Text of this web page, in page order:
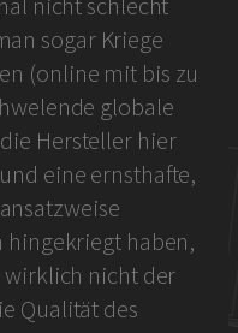
sogar Kriege
(online mit bis zu
globale
Hersteller hier
eine ernsthafte,
haben,
wirklich nicht der
Qualität des